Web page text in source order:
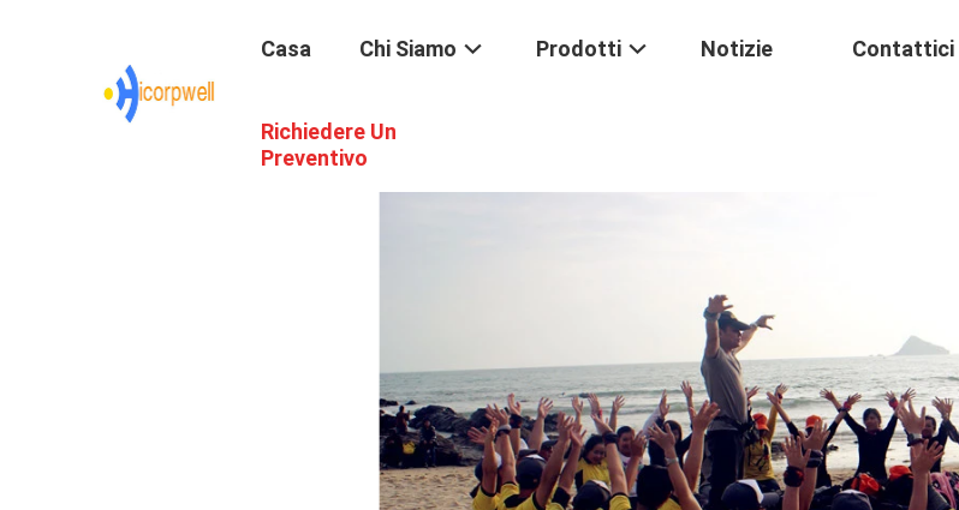
Casa Chi Siamo Prodotti Notizie Contattici
Richiedere Un
Preventivo